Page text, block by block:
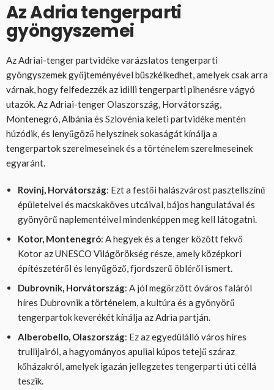
Az Adria tengerparti
gyöngyszemei
Az Adriai-tenger partvidéke varázslatos tengerparti
gyöngyszemek gyűjteményével büszkélkedhet, amelyek csak arra
várnak, hogy felfedezzék az idilli tengerparti pihenésre vágyó
utazók. Az Adriai-tenger Olaszország, Horvátország,
Montenegró, Albánia és Szlovénia keleti partvidéke mentén
húzódik, és lenyűgöző helyszínek sokaságát kínálja a
tengerpartok szerelmeseinek és a történelem szerelmeseinek
egyaránt.
Rovinj, Horvátország: Ezt a festői halászvárost pasztellszínű
épületeivel és macskaköves utcáival, bájos hangulatával és
gyönyörű naplementéivel mindenképpen meg kell látogatni.
Kotor, Montenegró: A hegyek és a tenger között fekvő
Kotor az UNESCO Világörökség része, amely középkori
építészetéről és lenyűgöző, fjordszerű öbléről ismert.
Dubrovnik, Horvátország: A jól megőrzött óváros faláról
híres Dubrovnik a történelem, a kultúra és a gyönyörű
tengerpartok keverékét kínálja az Adria partján.
Alberobello, Olaszország: Ez az egyedülálló város híres
trullijairól, a hagyományos apuliai kúpos tetejű száraz
kőházakról, amelyek igazán jellegzetes tengerparti úti céllá
teszik.